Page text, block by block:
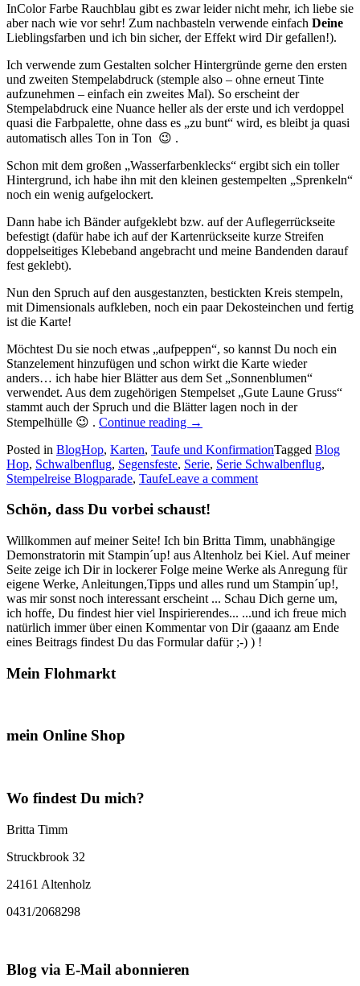
InColor Farbe Rauchblau gibt es zwar leider nicht mehr, ich liebe sie
aber nach wie vor sehr! Zum nachbasteln verwende einfach Deine
Lieblingsfarben und ich bin sicher, der Effekt wird Dir gefallen!).
Ich verwende zum Gestalten solcher Hintergründe gerne den ersten
und zweiten Stempelabdruck (stemple also – ohne erneut Tinte
aufzunehmen – einfach ein zweites Mal). So erscheint der
Stempelabdruck eine Nuance heller als der erste und ich verdoppel
quasi die Farbpalette, ohne dass es „zu bunt“ wird, es bleibt ja quasi
automatisch alles Ton in Ton 😉 .
Schon mit dem großen „Wasserfarbenklecks“ ergibt sich ein toller
Hintergrund, ich habe ihn mit den kleinen gestempelten „Sprenkeln“
noch ein wenig aufgelockert.
Dann habe ich Bänder aufgeklebt bzw. auf der Auflegerrückseite
befestigt (dafür habe ich auf der Kartenrückseite kurze Streifen
doppelseitiges Klebeband angebracht und meine Bandenden darauf
fest geklebt).
Nun den Spruch auf den ausgestanzten, bestickten Kreis stempeln,
mit Dimensionals aufkleben, noch ein paar Dekosteinchen und fertig
ist die Karte!
Möchtest Du sie noch etwas „aufpeppen“, so kannst Du noch ein
Stanzelement hinzufügen und schon wirkt die Karte wieder
anders… ich habe hier Blätter aus dem Set „Sonnenblumen“
verwendet. Aus dem zugehörigen Stempelset „Gute Laune Gruss“
stammt auch der Spruch und die Blätter lagen noch in der
Stempelhülle 😉 . Continue reading
„Stempelreise
–
„Less
is
Schwalbenflug…“
→
Posted in BlogHop, Karten, Taufe und KonfirmationTagged Blog
Hop, Schwalbenflug, Segensfeste, Serie, Serie Schwalbenflug,
Stempelreise Blogparade, TaufeLeave a comment
Schön, dass Du vorbei schaust!
Willkommen auf meiner Seite! Ich bin Britta Timm, unabhängige
Demonstratorin mit Stampin´up! aus Altenholz bei Kiel. Auf meiner
Seite zeige ich Dir in lockerer Folge meine Werke als Anregung für
eigene Werke, Anleitungen,Tipps und alles rund um Stampin´up!,
was mir sonst noch interessant erscheint ... Schau Dich gerne um,
ich hoffe, Du findest hier viel Inspirierendes... ...und ich freue mich
natürlich immer über einen Kommentar von Dir (gaaanz am Ende
eines Beitrags findest Du das Formular dafür ;-) ) !
Mein Flohmarkt
mein Online Shop
Wo findest Du mich?
Britta Timm
Struckbrook 32
24161 Altenholz
0431/2068298
Blog via E-Mail abonnieren